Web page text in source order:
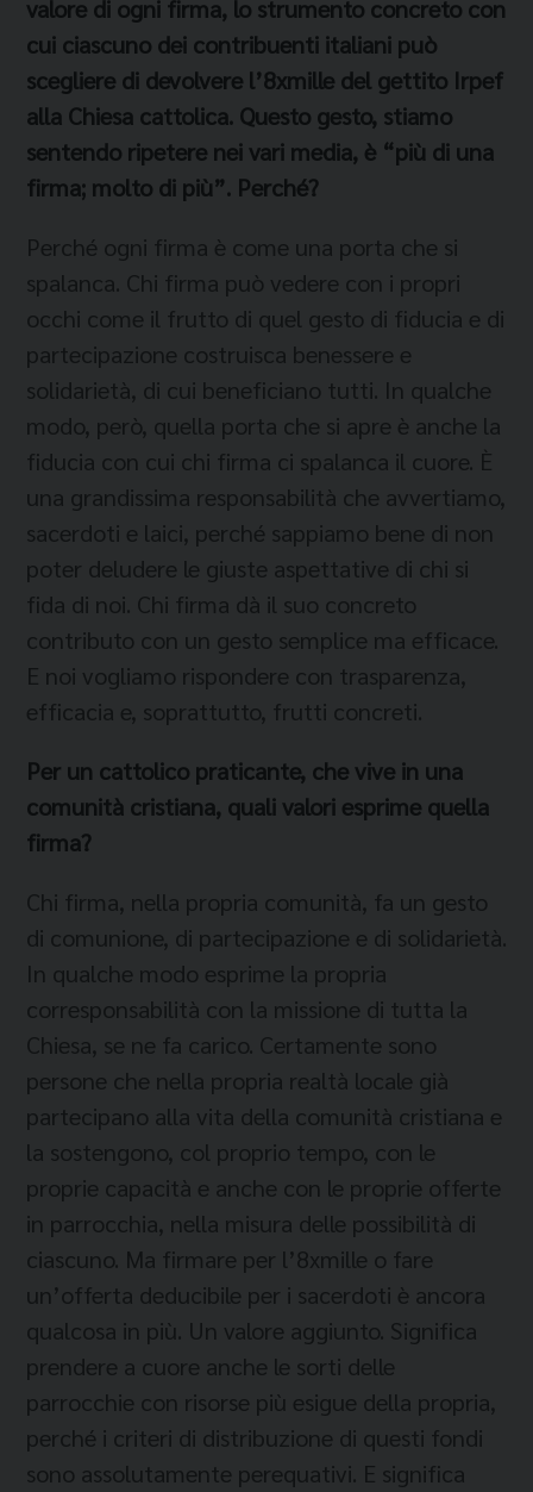
valore di ogni firma, lo strumento concreto con
cui ciascuno dei contribuenti italiani può
scegliere di devolvere l’8xmille del gettito Irpef
alla Chiesa cattolica. Questo gesto, stiamo
sentendo ripetere nei vari media, è “più di una
firma; molto di più”. Perché?
Perché ogni firma è come una porta che si
spalanca. Chi firma può vedere con i propri
occhi come il frutto di quel gesto di fiducia e di
partecipazione costruisca benessere e
solidarietà, di cui beneficiano tutti. In qualche
modo, però, quella porta che si apre è anche la
fiducia con cui chi firma ci spalanca il cuore. È
una grandissima responsabilità che avvertiamo,
sacerdoti e laici, perché sappiamo bene di non
poter deludere le giuste aspettative di chi si
fida di noi. Chi firma dà il suo concreto
contributo con un gesto semplice ma efficace.
E noi vogliamo rispondere con trasparenza,
efficacia e, soprattutto, frutti concreti.
Per un cattolico praticante, che vive in una
comunità cristiana, quali valori esprime quella
firma?
Chi firma, nella propria comunità, fa un gesto
di comunione, di partecipazione e di solidarietà.
In qualche modo esprime la propria
corresponsabilità con la missione di tutta la
Chiesa, se ne fa carico. Certamente sono
persone che nella propria realtà locale già
partecipano alla vita della comunità cristiana e
la sostengono, col proprio tempo, con le
proprie capacità e anche con le proprie offerte
in parrocchia, nella misura delle possibilità di
ciascuno. Ma firmare per l’8xmille o fare
un’offerta deducibile per i sacerdoti è ancora
qualcosa in più. Un valore aggiunto. Significa
prendere a cuore anche le sorti delle
parrocchie con risorse più esigue della propria,
perché i criteri di distribuzione di questi fondi
sono assolutamente perequativi. E significa